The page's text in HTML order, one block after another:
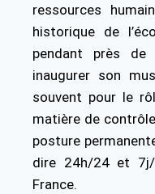
ressources
historique de
pendant près
inaugurer son
souvent pour le
matière de
posture
dire 24h/24 et
France.